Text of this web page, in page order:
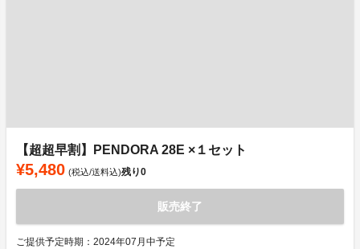
【超超早割】PENDORA 28E ×１セット
¥5,480 (税込/送料込)残り0
販売終了
ご提供予定時期：2024年07月中予定